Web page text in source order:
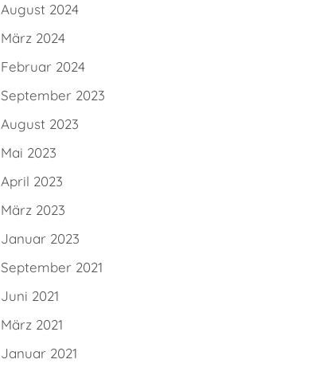
August 2024
März 2024
Februar 2024
September 2023
August 2023
Mai 2023
April 2023
März 2023
Januar 2023
September 2021
Juni 2021
März 2021
Januar 2021